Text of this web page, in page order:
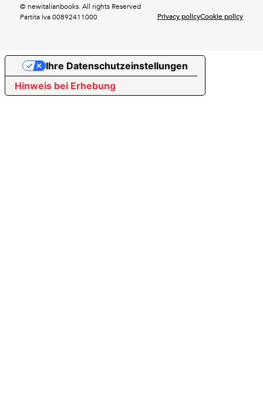
© newitalianbooks. All rights Reserved
Partita Iva 00892411000
Privacy policyCookie policy
Hinweis bei Erhebung
Ihre Datenschutzeinstellungen